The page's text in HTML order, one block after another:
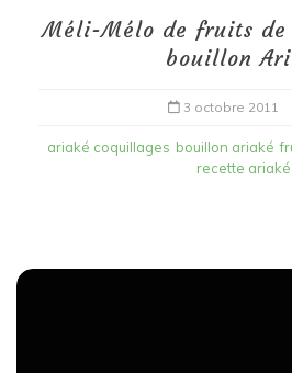
Méli-Mélo de fruits de
bouillon
3 octobre 2011
ariaké coquillages bouillon ariaké
recette ariaké